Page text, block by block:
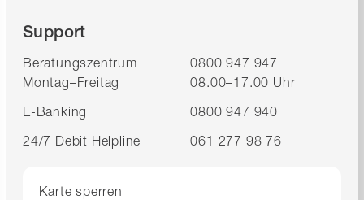
Support
Beratungszentrum
0800 947 947
Montag–Freitag
08.00–17.00 Uhr
E-Banking
0800 947 940
24/7 Debit Helpline
061 277 98 76
Karte sperren